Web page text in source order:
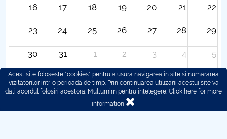
16 17 18 19 20 21 22
23 24 25 26 27 28 29
30 31 1 2 3 4 5
Acest site foloseste "cookies" pentru a usura navigarea in site si numararea
vizitatorilor intr-o perioada de timp. Prin continuarea utilizarii acestui site va
dati acordul folosiri acestora. Multumim pentru intelegere. Click here for more
information